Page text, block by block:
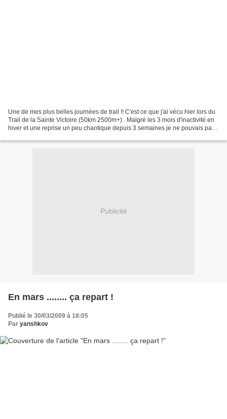
Une de mes plus belles journées de trail !! C'est ce que j'ai vécu hier lors du
Trail de la Sainte Victoire (50km 2500m+) . Malgré les 3 mois d'inactivité en
hiver et une reprise un peu chaotique depuis 3 semaines je ne pouvais pas
Publicité
En mars ........ ça repart !
Publié le 30/03/2009 à 18:05
Par yanshkov